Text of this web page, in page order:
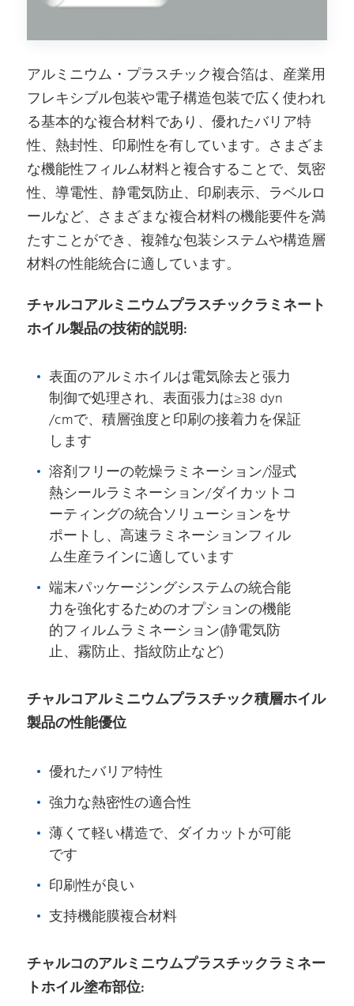
アルミニウム・プラスチック複合箔は、産業用
フレキシブル包装や電子構造包装で広く使われ
る基本的な複合材料であり、優れたバリア特
性、熱封性、印刷性を有しています。さまざま
な機能性フィルム材料と複合することで、気密
性、導電性、静電気防止、印刷表示、ラベルロ
ールなど、さまざまな複合材料の機能要件を満
たすことができ、複雑な包装システムや構造層
材料の性能統合に適しています。
チャルコアルミニウムプラスチックラミネート
ホイル製品の技術的説明:
表面のアルミホイルは電気除去と張力
制御で処理され、表面張力は≥38 dyn
/cmで、積層強度と印刷の接着力を保証
します
溶剤フリーの乾燥ラミネーション/湿式
熱シールラミネーション/ダイカットコ
ーティングの統合ソリューションをサ
ポートし、高速ラミネーションフィル
ム生産ラインに適しています
端末パッケージングシステムの統合能
力を強化するためのオプションの機能
的フィルムラミネーション(静電気防
止、霧防止、指紋防止など)
チャルコアルミニウムプラスチック積層ホイル
製品の性能優位
優れたバリア特性
強力な熱密性の適合性
薄くて軽い構造で、ダイカットが可能
です
印刷性が良い
支持機能膜複合材料
チャルコのアルミニウムプラスチックラミネー
トホイル塗布部位: